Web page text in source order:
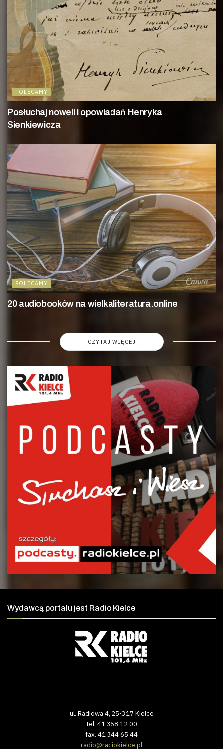
POLECAMY
Posłuchaj noweli i opowiadań Henryka
Sienkiewicza
POLECAMY
20 audiobooków na wielkaliteratura.online
CZYTAJ WIĘCEJ
Wydawcą portalu jest Radio Kielce
ul. Radiowa 4, 25-317 Kielce
tel. 41 368 12 00
fax. 41 344 65 44
radio@radiokielce.pl